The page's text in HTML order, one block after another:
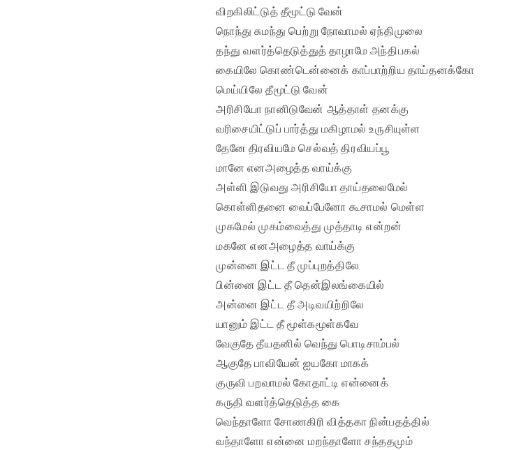
விறகிலிட்டுத் தீமூட்டு வேன்
நொந்து சுமந்து பெற்று நோவாமல் ஏந்திமுலை
தந்து வளர்த்தெடுத்துத் தாழாமே அந்திபகல்
கையிலே கொண்டென்னைக் காப்பாற்றிய தாய்தனக்கோ
மெய்யிலே தீமூட்டு வேன்
அரிசியோ நானிடுவேன் ஆத்தாள் தனக்கு
வரிசையிட்டுப் பார்த்து மகிழாமல் உருசியுள்ள
தேனே திரவியமே செல்வத் திரவியப்பூ
மானே எனஅழைத்த வாய்க்கு
அள்ளி இடுவது அரிசியோ தாய்தலைமேல்
கொள்ளிதனை வைப்பேனோ கூசாமல் மெள்ள
முகமேல் முகம்வைத்து முத்தாடி என்றன்
மகனே எனஅழைத்த வாய்க்கு
முன்னை இட்ட தீ முப்புறத்திலே
பின்னை இட்ட தீ தென்இலங்கையில்
அன்னை இட்ட தீ அடிவயிற்றிலே
யானும் இட்ட தீ மூள்கமூள்கவே
வேகுதே தீயதனில் வெந்து பொடிசாம்பல்
ஆகுதே பாவியேன் ஐயகோ மாகக்
குருவி பறவாமல் கோதாட்டி என்னைக்
கருதி வளர்த்தெடுத்த கை
வெந்தாளோ சோணகிரி வித்தகா நின்பதத்தில்
வந்தாளோ என்னை மறந்தாளோ சந்ததமும்